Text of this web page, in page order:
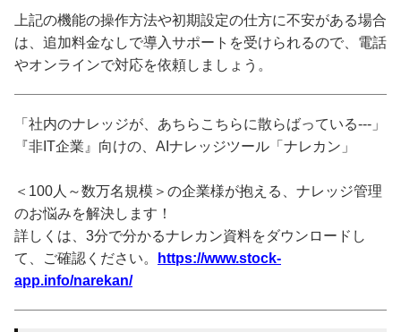
上記の機能の操作方法や初期設定の仕方に不安がある場合
は、追加料金なしで導入サポートを受けられるので、電話
やオンラインで対応を依頼しましょう。
「社内のナレッジが、あちらこちらに散らばっている---」
『非IT企業』向けの、AIナレッジツール「ナレカン」
＜100人～数万名規模＞の企業様が抱える、ナレッジ管理
のお悩みを解決します！
詳しくは、3分で分かるナレカン資料をダウンロードし
て、ご確認ください。
https://www.stock-
app.info/narekan/